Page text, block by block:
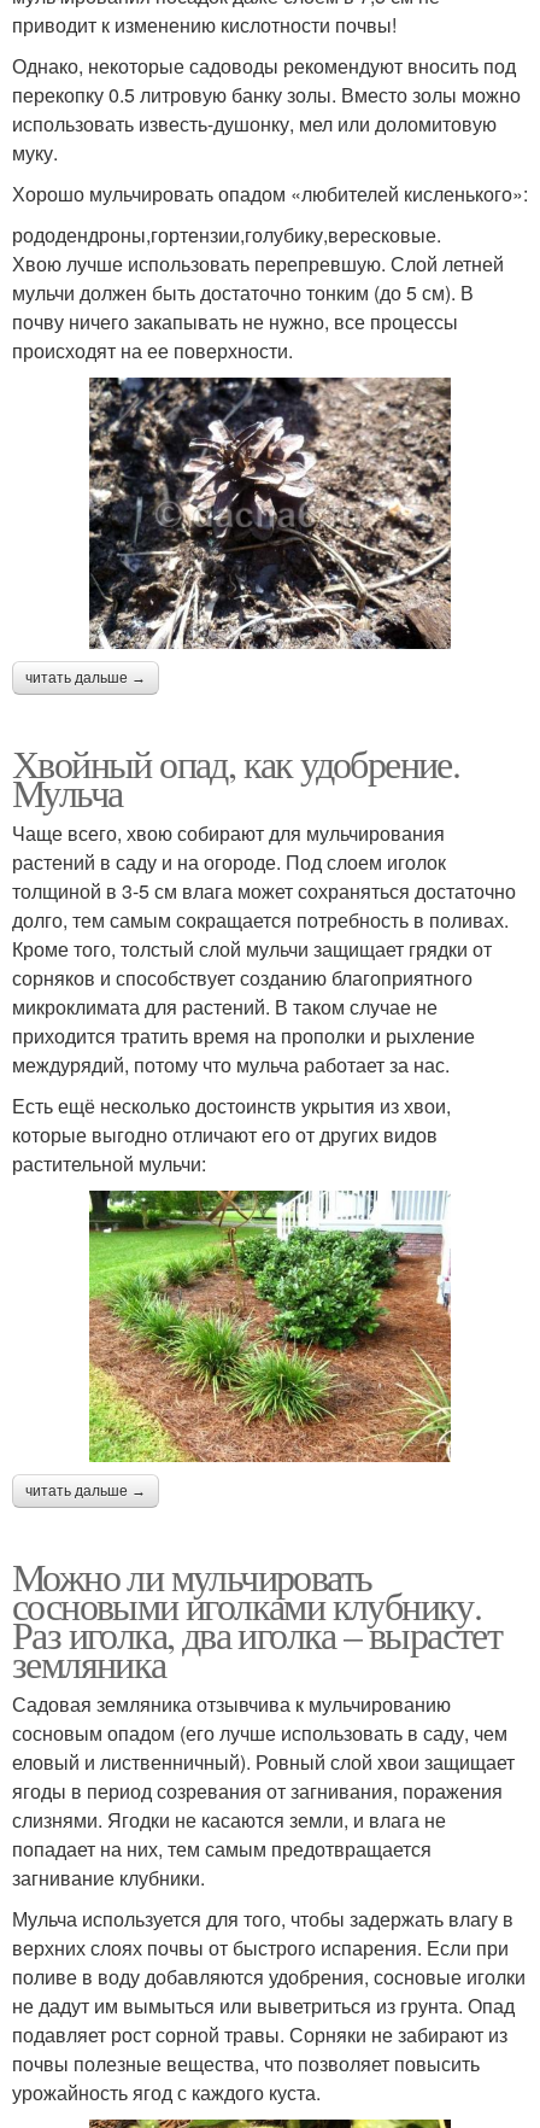
приводит к изменению кислотности почвы!
Однако, некоторые садоводы рекомендуют вносить под
перекопку 0.5 литровую банку золы. Вместо золы можно
использовать известь-душонку, мел или доломитовую
муку.
Хорошо мульчировать опадом «любителей кисленького»:
рододендроны,гортензии,голубику,вересковые.
Хвою лучше использовать перепревшую. Слой летней
мульчи должен быть достаточно тонким (до 5 см). В
почву ничего закапывать не нужно, все процессы
происходят на ее поверхности.
читать дальше →
Хвойный опад, как удобрение.
Мульча
Чаще всего, хвою собирают для мульчирования
растений в саду и на огороде. Под слоем иголок
толщиной в 3-5 см влага может сохраняться достаточно
долго, тем самым сокращается потребность в поливах.
Кроме того, толстый слой мульчи защищает грядки от
сорняков и способствует созданию благоприятного
микроклимата для растений. В таком случае не
приходится тратить время на прополки и рыхление
междурядий, потому что мульча работает за нас.
Есть ещё несколько достоинств укрытия из хвои,
которые выгодно отличают его от других видов
растительной мульчи:
читать дальше →
Можно ли мульчировать
сосновыми иголками клубнику.
Раз иголка, два иголка – вырастет
земляника
Садовая земляника отзывчива к мульчированию
сосновым опадом (его лучше использовать в саду, чем
еловый и лиственничный). Ровный слой хвои защищает
ягоды в период созревания от загнивания, поражения
слизнями. Ягодки не касаются земли, и влага не
попадает на них, тем самым предотвращается
загнивание клубники.
Мульча используется для того, чтобы задержать влагу в
верхних слоях почвы от быстрого испарения. Если при
поливе в воду добавляются удобрения, сосновые иголки
не дадут им вымыться или выветриться из грунта. Опад
подавляет рост сорной травы. Сорняки не забирают из
почвы полезные вещества, что позволяет повысить
урожайность ягод с каждого куста.